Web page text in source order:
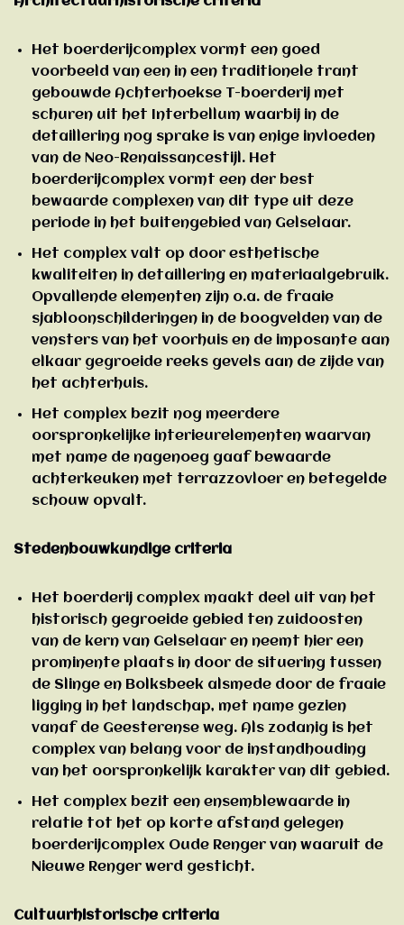
Het boerderijcomplex vormt een goed
voorbeeld van een in een traditionele trant
gebouwde Achterhoekse T-boerderij met
schuren uit het Interbellum waarbij in de
detaillering nog sprake is van enige invloeden
van de Neo-Renaissancestijl. Het
boerderijcomplex vormt een der best
bewaarde complexen van dit type uit deze
periode in het buitengebied van Gelselaar.
Het complex valt op door esthetische
kwaliteiten in detaillering en materiaalgebruik.
Opvallende elementen zijn o.a. de fraaie
sjabloonschilderingen in de boogvelden van de
vensters van het voorhuis en de imposante aan
elkaar gegroeide reeks gevels aan de zijde van
het achterhuis.
Het complex bezit nog meerdere
oorspronkelijke interieurelementen waarvan
met name de nagenoeg gaaf bewaarde
achterkeuken met terrazzovloer en betegelde
schouw opvalt.
Stedenbouwkundige criteria
Het boerderij complex maakt deel uit van het
historisch gegroeide gebied ten zuidoosten
van de kern van Gelselaar en neemt hier een
prominente plaats in door de situering tussen
de Slinge en Bolksbeek alsmede door de fraaie
ligging in het landschap, met name gezien
vanaf de Geesterense weg. Als zodanig is het
complex van belang voor de instandhouding
van het oorspronkelijk karakter van dit gebied.
Het complex bezit een ensemblewaarde in
relatie tot het op korte afstand gelegen
boerderijcomplex Oude Renger van waaruit de
Nieuwe Renger werd gesticht.
Cultuurhistorische criteria